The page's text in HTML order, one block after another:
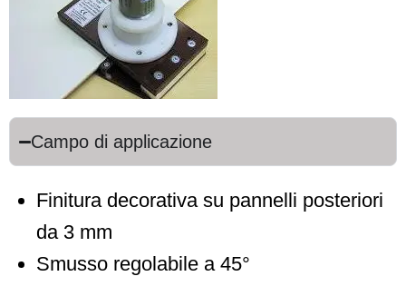
Campo di applicazione
Finitura decorativa su pannelli posteriori
da 3 mm
Smusso regolabile a 45°